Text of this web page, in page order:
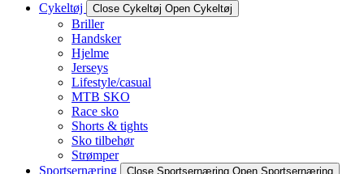
Cykeltøj
Close Cykeltøj Open Cykeltøj
Briller
Handsker
Hjelme
Jerseys
Lifestyle/casual
MTB SKO
Race sko
Shorts & tights
Sko tilbehør
Strømper
Sportsernæring
Close Sportsernæring Open Sportsernæring